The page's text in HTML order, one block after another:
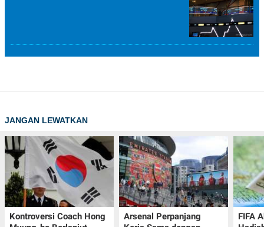
JANGAN LEWATKAN
Kontroversi Coach Hong
Arsenal Perpanjang
FIFA